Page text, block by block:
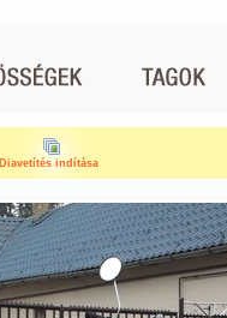
Diavetítés indítása